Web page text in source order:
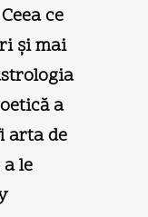
ce
şi mai
a
arta de
le